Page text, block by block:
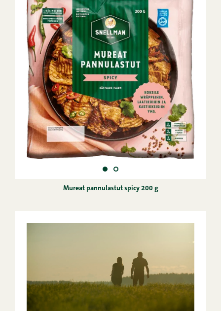
Mureat pannulastut spicy 200 g